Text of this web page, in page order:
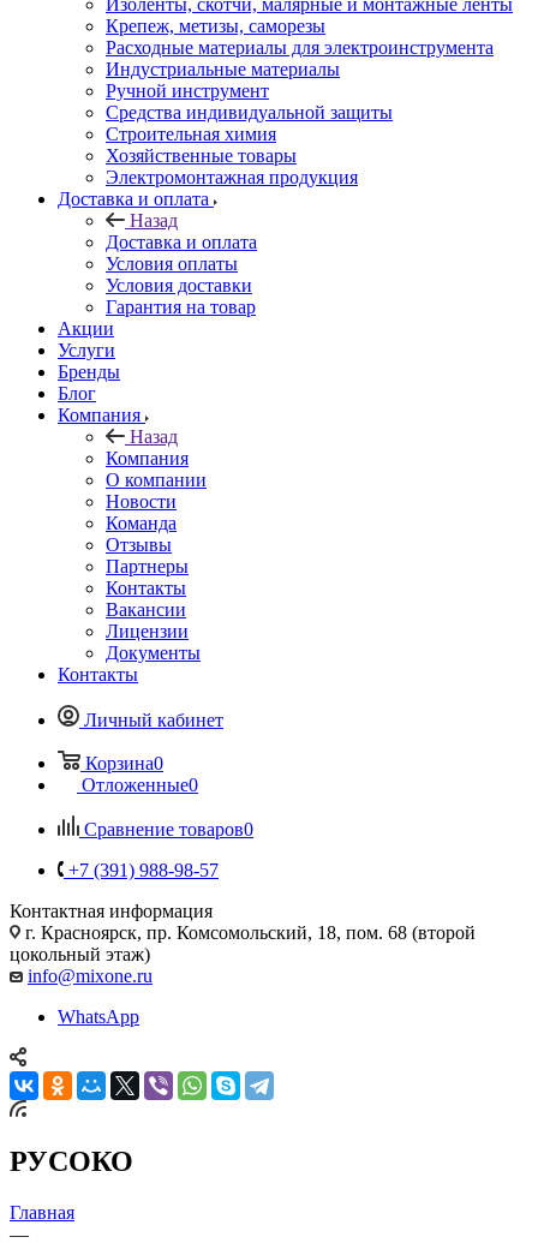
Изоленты, скотчи, малярные и монтажные ленты
Крепеж, метизы, саморезы
Расходные материалы для электроинструмента
Индустриальные материалы
Ручной инструмент
Средства индивидуальной защиты
Строительная химия
Хозяйственные товары
Электромонтажная продукция
Доставка и оплата
Назад
Доставка и оплата
Условия оплаты
Условия доставки
Гарантия на товар
Акции
Услуги
Бренды
Блог
Компания
Назад
Компания
О компании
Новости
Команда
Отзывы
Партнеры
Контакты
Вакансии
Лицензии
Документы
Контакты
Личный кабинет
Корзина0
Отложенные0
Сравнение товаров0
+7 (391) 988-98-57
Контактная информация
г. Красноярск, пр. Комсомольский, 18, пом. 68 (второй
цокольный этаж)
info@mixone.ru
WhatsApp
РУСОКО
Главная
—